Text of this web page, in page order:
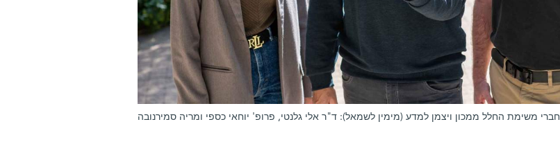
חברי משימת החלל ממכון ויצמן למדע (מימין לשמאל): ד"ר אלי גלנטי, פרופ' יוחאי כספי ומריה סמירנובה